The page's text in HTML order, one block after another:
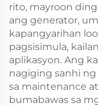
rito, mayroon
ang generator,
kapangyarihan
pagsisimula,
aplikasyon. Ang
nagiging sanhi
sa maintenance
bumabawas sa